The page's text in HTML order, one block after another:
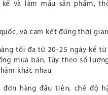
và làm mẫu sản phẩm,
và cam kết đúng thời
tối đa từ 20-25 ngày kể từ
mua bán. Tùy theo số
khác nhau
đơn hàng đầu tiên, chế độ